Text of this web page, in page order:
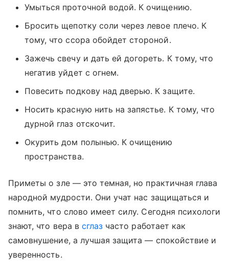
Умыться проточной водой. К очищению.
Бросить щепотку соли через левое плечо. К
тому, что ссора обойдет стороной.
Зажечь свечу и дать ей догореть. К тому, что
негатив уйдет с огнем.
Повесить подкову над дверью. К защите.
Носить красную нить на запястье. К тому, что
дурной глаз отскочит.
Окурить дом полынью. К очищению
пространства.
Приметы о зле — это темная, но практичная глава
народной мудрости. Они учат нас защищаться и
помнить, что слово имеет силу. Сегодня психологи
знают, что вера в сглаз часто работает как
самовнушение, а лучшая защита — спокойствие и
уверенность.